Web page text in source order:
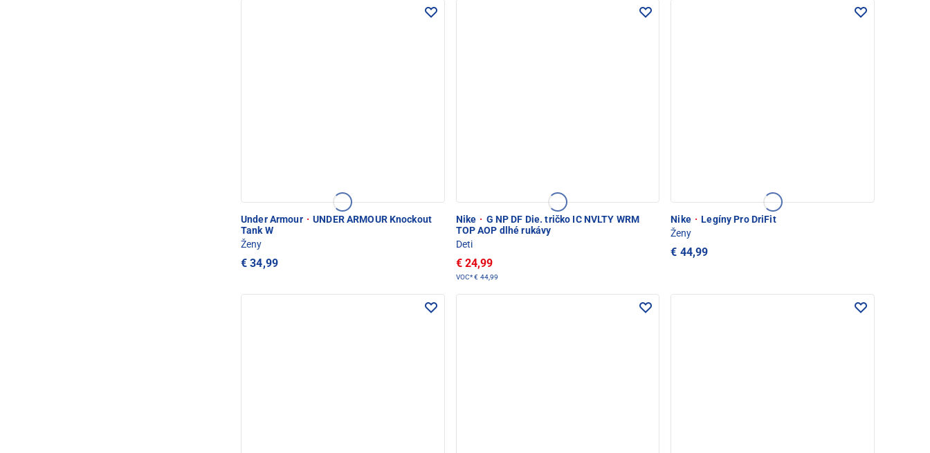
Under Armour · UNDER ARMOUR Knockout
Tank W
Ženy
€ 34,99
Nike · G NP DF Die. tričko IC NVLTY WRM
TOP AOP dlhé rukávy
Deti
€ 24,99
VOC*€ 44,99
Nike · Legíny Pro DriFit
Ženy
€ 44,99